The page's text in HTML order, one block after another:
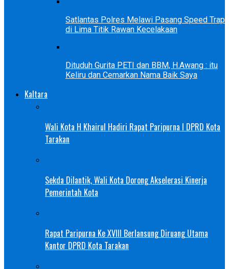
Satlantas Polres Melawi Pasang Speed Trap
di Lima Titik Rawan Kecelakaan
Dituduh Gurita PETI dan BBM, H.Awang : itu
Keliru dan Cemarkan Nama Baik Saya
Kaltara
Wali Kota H Khairul Hadiri Rapat Paripurna I DPRD Kota
Tarakan
Sekda Dilantik, Wali Kota Dorong Akselerasi Kinerja
Pemerintah Kota
Rapat Paripurna Ke XVIII Berlansung Diruang Utama
Kantor DPRD Kota Tarakan